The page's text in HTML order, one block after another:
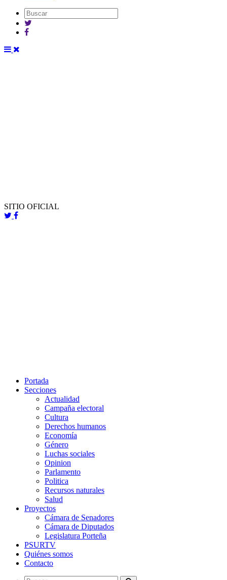
SITIO OFICIAL
Portada
Secciones
Actualidad
Campaña electoral
Cultura
Derechos humanos
Economía
Género
Luchas sociales
Opinion
Parlamento
Politica
Recursos naturales
Salud
Proyectos
Cámara de Senadores
Cámara de Diputados
Legislatura Porteña
PSURTV
Quiénes somos
Contacto